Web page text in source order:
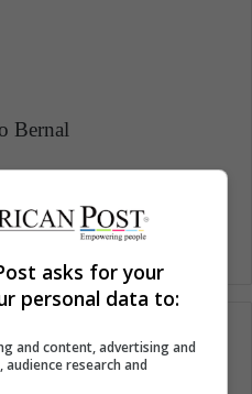
Bernal
Rueda
asks for your
personal data to:
and content, advertising and
research and